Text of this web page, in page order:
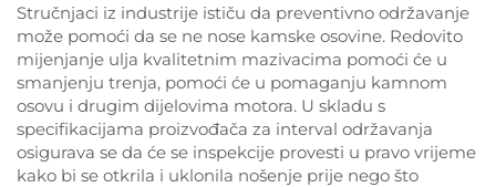
Stručnjaci iz industrije ističu da preventivno održavanje
može pomoći da se ne nose kamske osovine. Redovito
mijenjanje ulja kvalitetnim mazivacima pomoći će u
smanjenju trenja, pomoći će u pomaganju kamnom
osovu i drugim dijelovima motora. U skladu s
specifikacijama proizvođača za interval održavanja
osigurava se da će se inspekcije provesti u pravo vrijeme
kako bi se otkrila i uklonila nošenje prije nego što